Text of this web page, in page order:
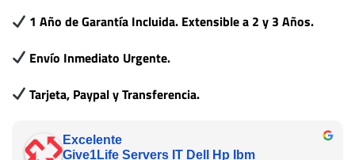
1 Año de Garantía Incluida. Extensible a 2 y 3 Años.
Envío Inmediato Urgente.
Tarjeta, Paypal y Transferencia.
Excelente
Give1Life Servers IT Dell Hp Ibm